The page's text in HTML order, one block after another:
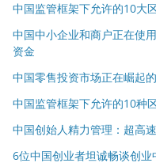
中国监管框架下允许的10大
中国中小企业和商户正在使
资金
中国零售投资市场正在崛起
中国监管框架下允许的10种
中国创始人精力管理：超高
6位中国创业者坦诚畅谈创业